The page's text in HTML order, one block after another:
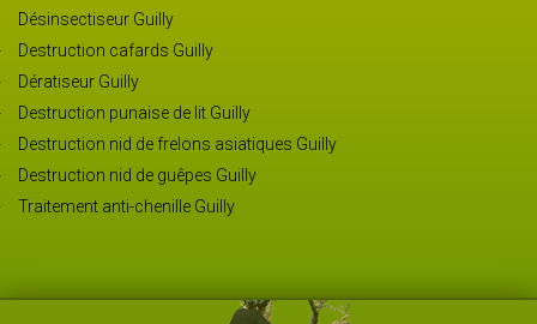
Désinsectiseur Guilly
Destruction cafards Guilly
Dératiseur Guilly
Destruction punaise de lit Guilly
Destruction nid de frelons asiatiques Guilly
Destruction nid de guêpes Guilly
Traitement anti-chenille Guilly